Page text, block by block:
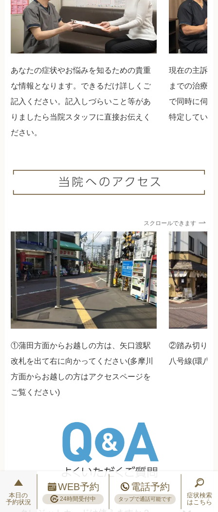
あなたの症状やお悩みを知るための貴重
な情報となります。できるだけ詳しくご
記入ください。記入しづらいこと等があ
りましたら当院スタッフに直接お伝えく
ださい。
現在の主訴や
までの治療
で同時に伺
特定していき
スクロールできます
①蒲田方面からお越しの方は、矢口渡駅
改札を出て右に向かってください(多摩川
方面からお越しの方はアクセスページを
ご覧ください)
②踏み切りを
八号線(環八
本日の
予約状況
WEB予約
24時間受付中
電話予約
タップで通話可能です
症状検索
はこちら